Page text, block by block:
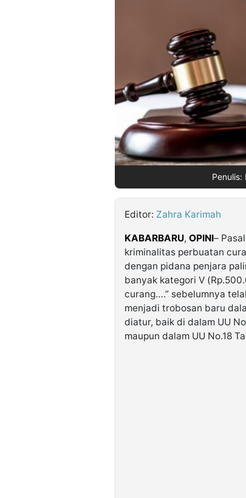
Penulis:
Editor: Zahra Karimah
KABARBARU, OPINI–
kriminalitas perbuatan
dengan pidana penjara
banyak kategori V
curang….” sebelumnya
menjadi trobosan baru
diatur, baik di dalam UU
maupun dalam UU No.18